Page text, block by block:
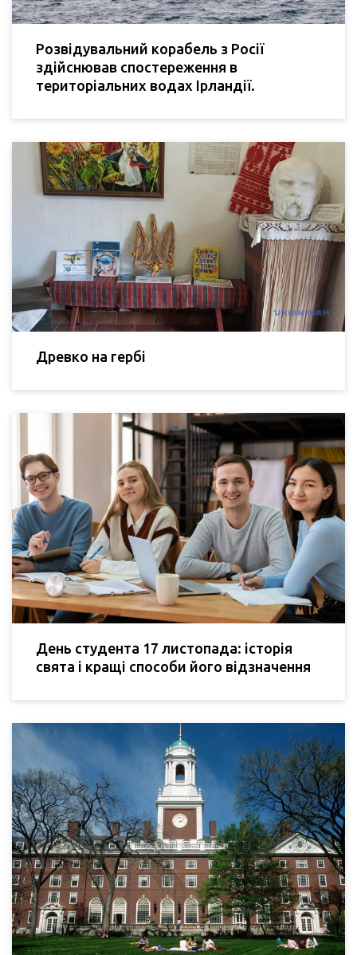
Розвідувальний корабель з Росії
здійснював спостереження в
територіальних водах Ірландії.
Древко на гербі
День студента 17 листопада: історія
свята і кращі способи його відзначення